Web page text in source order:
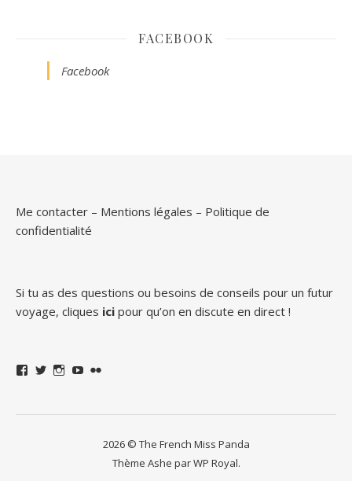
FACEBOOK
Facebook
Me contacter – Mentions légales – Politique de
confidentialité
Si tu as des questions ou besoins de conseils pour un futur
voyage, cliques ici pour qu’on en discute en direct !
Facebook
TwitterInstagram
YouTube
2026 © The French Miss Panda
Thème Ashe parWP Royal.